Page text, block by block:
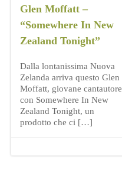
Glen Moffatt –
“Somewhere In New
Zealand Tonight”
Dalla lontanissima Nuova
Zelanda arriva questo Glen
Moffatt, giovane cantautore
con Somewhere In New
Zealand Tonight, un
prodotto che ci […]